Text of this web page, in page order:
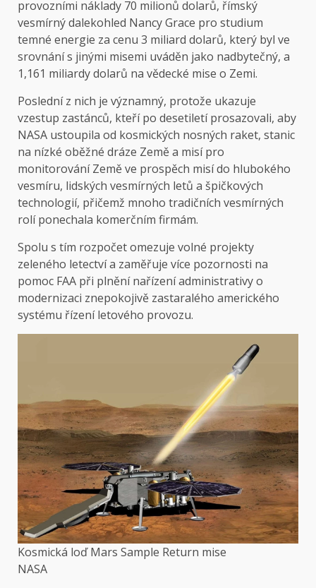
provozními náklady 70 milionů dolarů, římský
vesmírný dalekohled Nancy Grace pro studium
temné energie za cenu 3 miliard dolarů, který byl ve
srovnání s jinými misemi uváděn jako nadbytečný, a
1,161 miliardy dolarů na vědecké mise o Zemi.
Poslední z nich je významný, protože ukazuje
vzestup zastánců, kteří po desetiletí prosazovali, aby
NASA ustoupila od kosmických nosných raket, stanic
na nízké oběžné dráze Země a misí pro
monitorování Země ve prospěch misí do hlubokého
vesmíru, lidských vesmírných letů a špičkových
technologií, přičemž mnoho tradičních vesmírných
rolí ponechala komerčním firmám.
Spolu s tím rozpočet omezuje volné projekty
zeleného letectví a zaměřuje více pozornosti na
pomoc FAA při plnění nařízení administrativy o
modernizaci znepokojivě zastaralého amerického
systému řízení letového provozu.
Kosmická loď Mars Sample Return mise
NASA